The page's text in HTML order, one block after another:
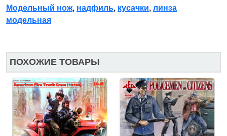
Модельный нож, надфиль, кусачки, линза
модельная
ПОХОЖИЕ ТОВАРЫ